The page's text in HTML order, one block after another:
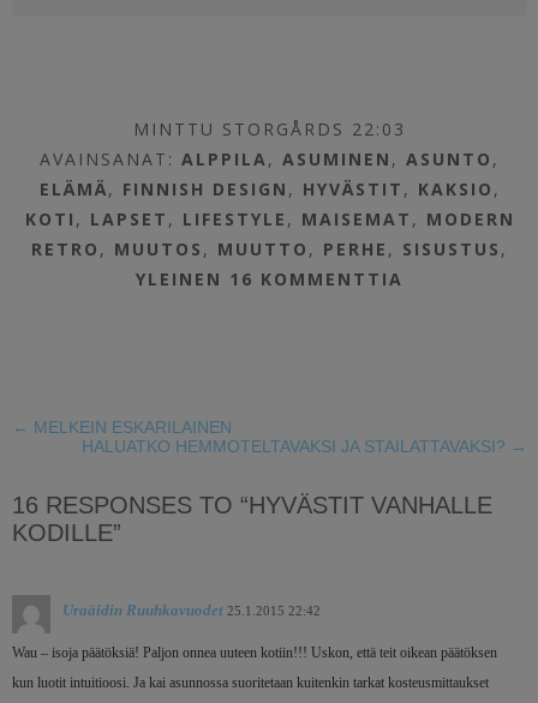
MINTTU STORGÅRDS 22:03
AVAINSANAT:ALPPILA,ASUMINEN ,ASUNTO ,
ELÄMÄ, FINNISH DESIGN , HYVÄSTIT , KAKSIO ,
KOTI , LAPSET , LIFESTYLE , MAISEMAT , MODERN
RETRO , MUUTOS , MUUTTO , PERHE , SISUSTUS ,
YLEINEN 16 KOMMENTTIA
← MELKEIN ESKARILAINEN
HALUATKO HEMMOTELTAVAKSI JA STAILATTAVAKSI? →
16 RESPONSES TO “HYVÄSTIT VANHALLE
KODILLE”
Uraäidin Ruuhkavuodet 25.1.2015 22:42
Wau – isoja päätöksiä! Paljon onnea uuteen kotiin!!! Uskon, että teit oikean päätöksen
kun luotit intuitioosi. Ja kai asunnossa suoritetaan kuitenkin tarkat kosteusmittaukset